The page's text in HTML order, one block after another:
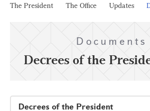
The President The Office Updates
Documents
Decrees of the
Decrees of the President